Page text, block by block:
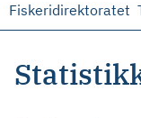
Fiskeridirektoratet